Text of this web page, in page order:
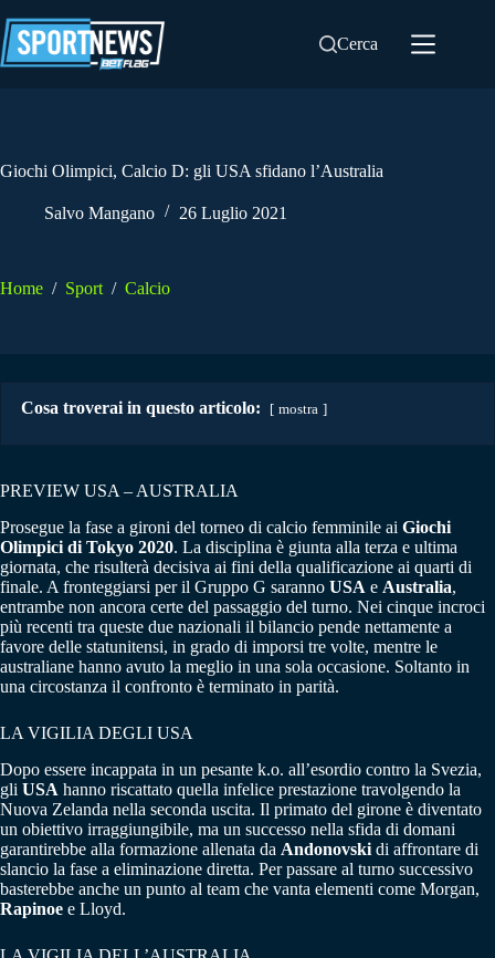
al
contenuto
Cerca
Giochi Olimpici, Calcio D: gli USA sfidano l’Australia
Salvo Mangano 26 Luglio 2021
Home / Sport / Calcio
Cosa troverai in questo articolo: mostra
PREVIEW USA – AUSTRALIA
Prosegue la fase a gironi del torneo di calcio femminile ai Giochi
Olimpici di Tokyo 2020. La disciplina è giunta alla terza e ultima
giornata, che risulterà decisiva ai fini della qualificazione ai quarti di
finale. A fronteggiarsi per il Gruppo G saranno USA e Australia,
entrambe non ancora certe del passaggio del turno. Nei cinque incroci
più recenti tra queste due nazionali il bilancio pende nettamente a
favore delle statunitensi, in grado di imporsi tre volte, mentre le
australiane hanno avuto la meglio in una sola occasione. Soltanto in
una circostanza il confronto è terminato in parità.
LA VIGILIA DEGLI USA
Dopo essere incappata in un pesante k.o. all’esordio contro la Svezia,
gli USA hanno riscattato quella infelice prestazione travolgendo la
Nuova Zelanda nella seconda uscita. Il primato del girone è diventato
un obiettivo irraggiungibile, ma un successo nella sfida di domani
garantirebbe alla formazione allenata da Andonovski di affrontare di
slancio la fase a eliminazione diretta. Per passare al turno successivo
basterebbe anche un punto al team che vanta elementi come Morgan,
Rapinoe e Lloyd.